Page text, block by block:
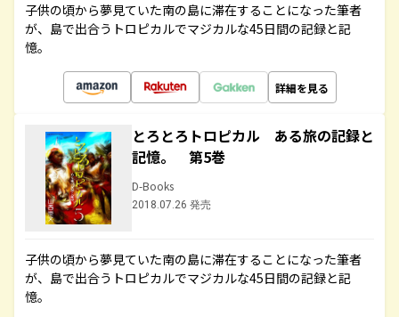
子供の頃から夢見ていた南の島に滞在することになった筆者
が、島で出合うトロピカルでマジカルな45日間の記録と記
憶。
詳細を見る
とろとろトロピカル ある旅の記録と
記憶。 第5巻
D-Books
2018.07.26 発売
子供の頃から夢見ていた南の島に滞在することになった筆者
が、島で出合うトロピカルでマジカルな45日間の記録と記
憶。